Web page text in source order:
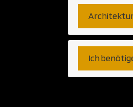
Ich